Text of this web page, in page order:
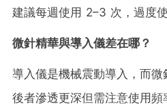
建議每週使用 2–3 次，過度
微針精華與導入儀差在哪？
導入儀是機械震動導入，而微
後者滲透更深但需注意使用頻